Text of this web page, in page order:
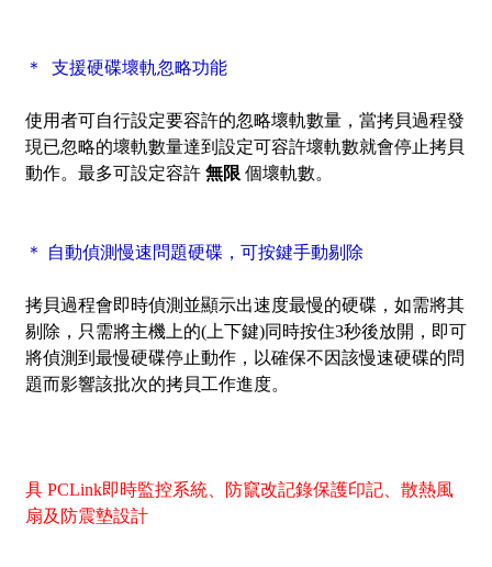
＊ 支援硬碟壞軌忽略功能
使用者可自行設定要容許的忽略壞軌數量，當拷貝過程發
現已忽略的壞軌數量達到設定可容許壞軌數就會停止拷貝
動作。最多可設定容許 無限 個壞軌數。
＊ 自動偵測慢速問題硬碟，可按鍵手動剔除
拷貝過程會即時偵測並顯示出速度最慢的硬碟，如需將其
剔除，只需將主機上的(上下鍵)同時按住3秒後放開，即可
將偵測到最慢硬碟停止動作，以確保不因該慢速硬碟的問
題而影響該批次的拷貝工作進度。
具 PCLink即時監控系統、防竄改記錄保護印記、散熱風
扇及防震墊設計